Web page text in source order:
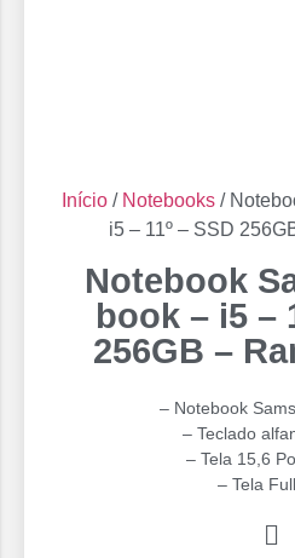
Início / Notebooks /
i5 – 11º – SSD
Notebook
book – i5 –
256GB –
– Notebook
– Teclado
– Tela 15,6
– Tela